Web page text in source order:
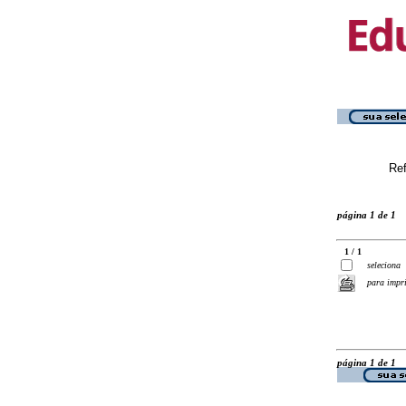
página 1 de 1
1 / 1
seleciona
para
página 1 de 1